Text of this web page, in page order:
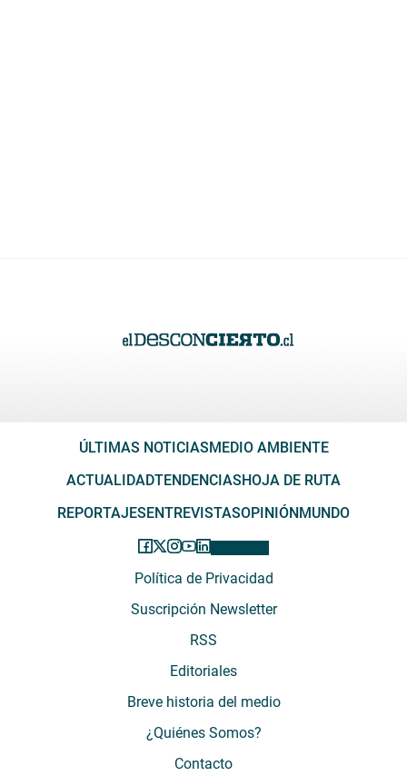
ÚLTIMAS NOTICIAS MEDIO AMBIENTE
ACTUALIDADTENDENCIAS HOJA DE RUTA
REPORTAJES ENTREVISTASOPINIÓN MUNDO
Política de Privacidad
Suscripción Newsletter
RSS
Editoriales
Breve historia del medio
¿Quiénes Somos?
Contacto